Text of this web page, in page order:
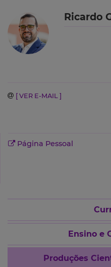
Ricardo
[ VER E-MAIL ]
Página Pessoal
Ensino e
Produções